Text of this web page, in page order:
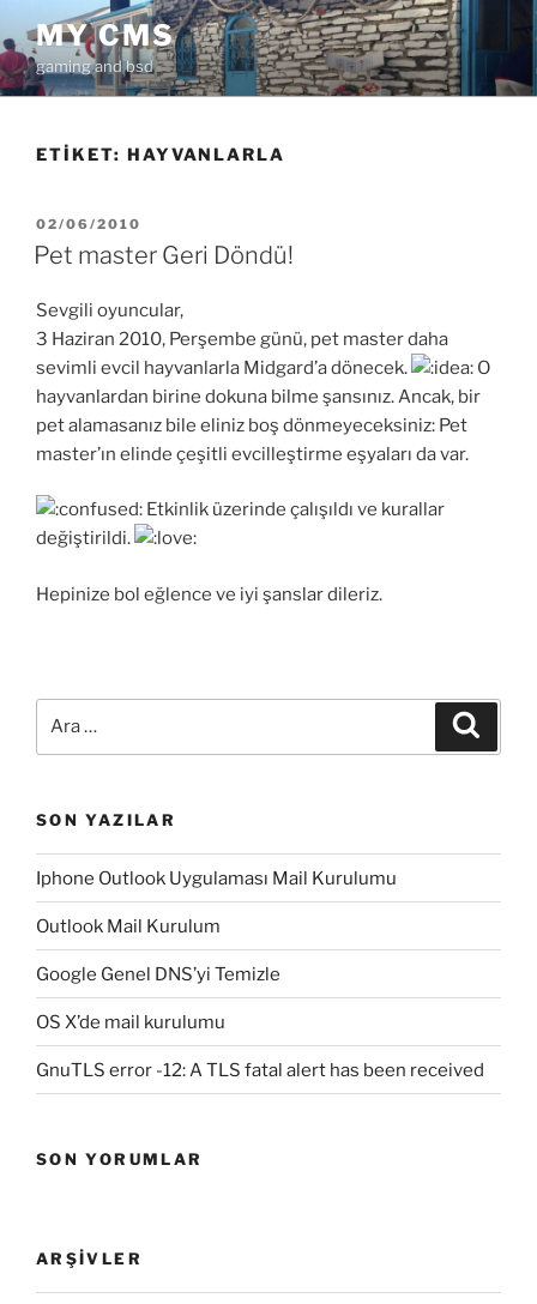
geç MY CMS
gaming and bsd
ETIKET: HAYVANLARLA
YAYIM
TARIHI
02/06/2010
Pet master Geri Döndü!
Sevgili oyuncular,
3 Haziran 2010, Perşembe günü, pet master daha
sevimli evcil hayvanlarla Midgard’a dönecek.
O
hayvanlardan birine dokuna bilme şansınız. Ancak, bir
pet alamasanız bile eliniz boş dönmeyeceksiniz: Pet
master’ın elinde çeşitli evcilleştirme eşyaları da var.
Etkinlik üzerinde çalışıldı ve kurallar
değiştirildi.
Hepinize bol eğlence ve iyi şanslar dileriz.
SON YAZILAR
Iphone Outlook Uygulaması Mail Kurulumu
Outlook Mail Kurulum
Google Genel DNS’yi Temizle
OS X’de mail kurulumu
GnuTLS error -12: A TLS fatal alert has been received
SON YORUMLAR
ARŞIVLER